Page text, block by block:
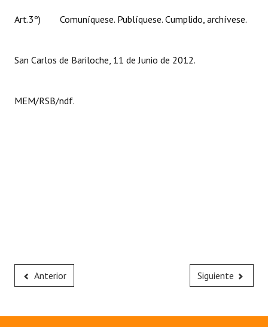
Antiguos Pobladores - Registro
Bariloche, Municipio intercultural
Art.3º) Comuníquese. Publíquese. Cumplido, archívese.
San Carlos de Bariloche, 11 de Junio de 2012.
MEM/RSB/ndf.
Anterior Siguiente